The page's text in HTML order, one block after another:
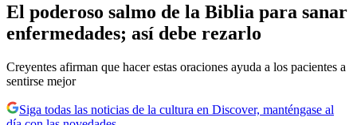
El poderoso salmo de la Biblia para sanar
enfermedades; así debe rezarlo
Creyentes afirman que hacer estas oraciones ayuda a los pacientes a
sentirse mejor
Siga todas las noticias de la cultura en Discover, manténgase al